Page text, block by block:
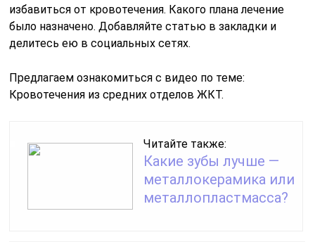
избавиться от кровотечения. Какого плана лечение
было назначено. Добавляйте статью в закладки и
делитесь ею в социальных сетях.
Предлагаем ознакомиться с видео по теме:
Кровотечения из средних отделов ЖКТ.
Читайте также:
Какие зубы лучше —
металлокерамика или
металлопластмасса?